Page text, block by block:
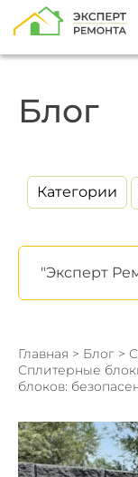
Блог
Категории
"Эксперт
Главная > Блог >
Сплитерные
блоков: